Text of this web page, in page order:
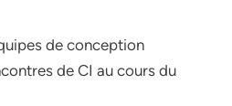
de conception
de CI au cours du